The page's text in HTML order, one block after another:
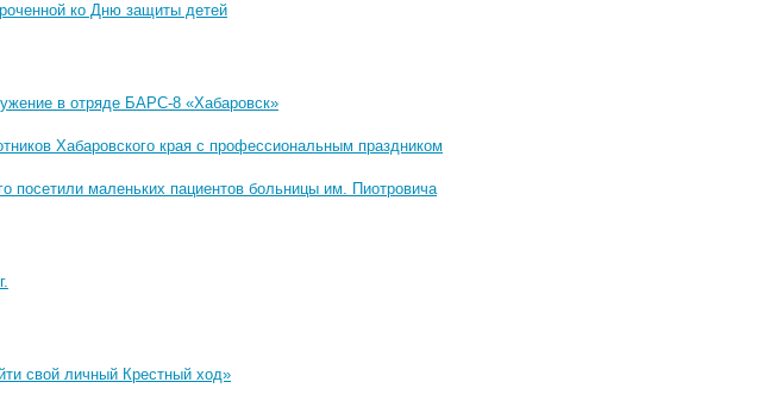
ко Дню защиты детей
в отряде БАРС-8 «Хабаровск»
Хабаровского края с профессиональным праздником
посетили маленьких пациентов больницы им. Пиотровича
свой личный Крестный ход»